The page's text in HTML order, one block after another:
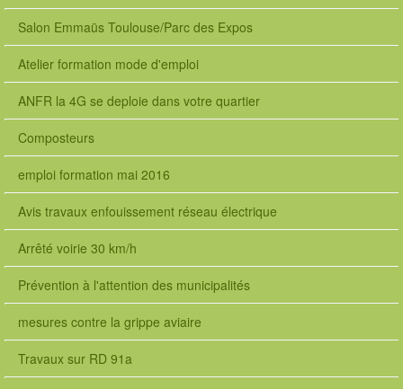
Salon Emmaüs Toulouse/Parc des Expos
Atelier formation mode d'emploi
ANFR la 4G se deploie dans votre quartier
Composteurs
emploi formation mai 2016
Avis travaux enfouissement réseau électrique
Arrêté voirie 30 km/h
Prévention à l'attention des municipalités
mesures contre la grippe aviaire
Travaux sur RD 91a